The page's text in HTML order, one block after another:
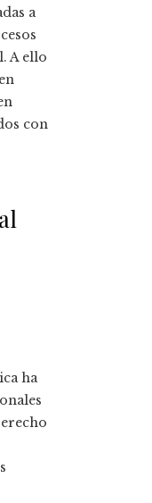
a
A ello
con
ha